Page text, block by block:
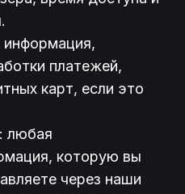
платежей,
карт, если это
которую вы
через наши